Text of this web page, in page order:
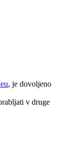
, je dovoljeno
v druge